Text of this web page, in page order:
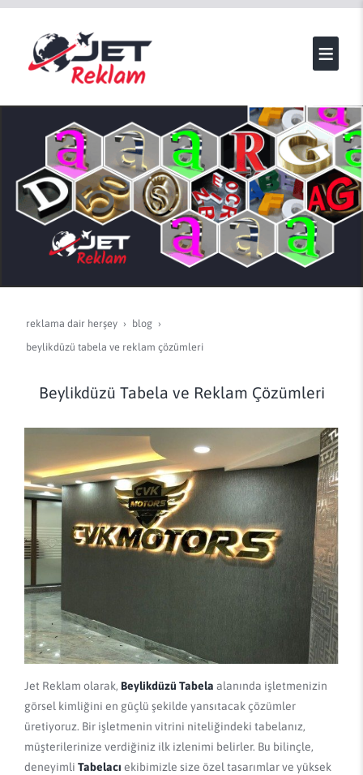
reklama dair herşey
blog
beylikdüzü tabela ve reklam çözümleri
Beylikdüzü Tabela ve Reklam Çözümleri
Jet Reklam olarak, Beylikdüzü Tabela alanında işletmenizin
görsel kimliğini en güçlü şekilde yansıtacak çözümler
üretiyoruz. Bir işletmenin vitrini niteliğindeki tabelanız,
müşterilerinize verdiğiniz ilk izlenimi belirler. Bu bilinçle,
deneyimli Tabelacı ekibimizle size özel tasarımlar ve yüksek